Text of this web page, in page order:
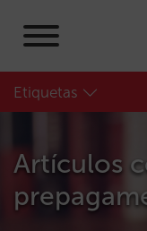
Etiquetas
Artículos